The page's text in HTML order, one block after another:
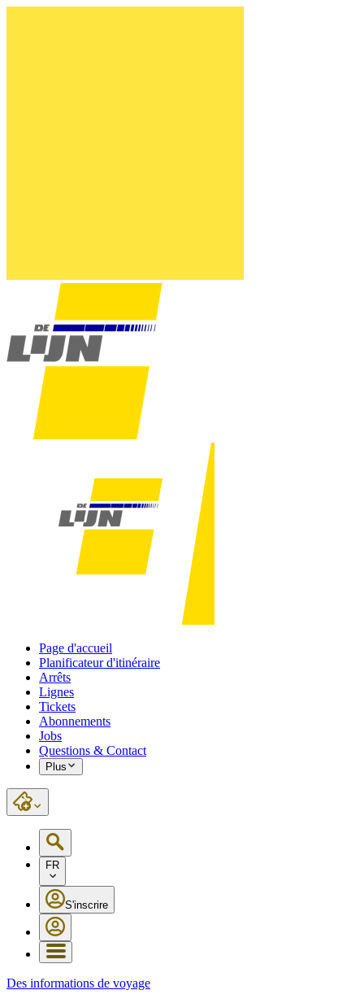
Page d'accueil
Planificateur d'itinéraire
Arrêts
Lignes
Tickets
Abonnements
Jobs
Questions & Contact
Plus
FR
S'inscrire
Des informations de voyage